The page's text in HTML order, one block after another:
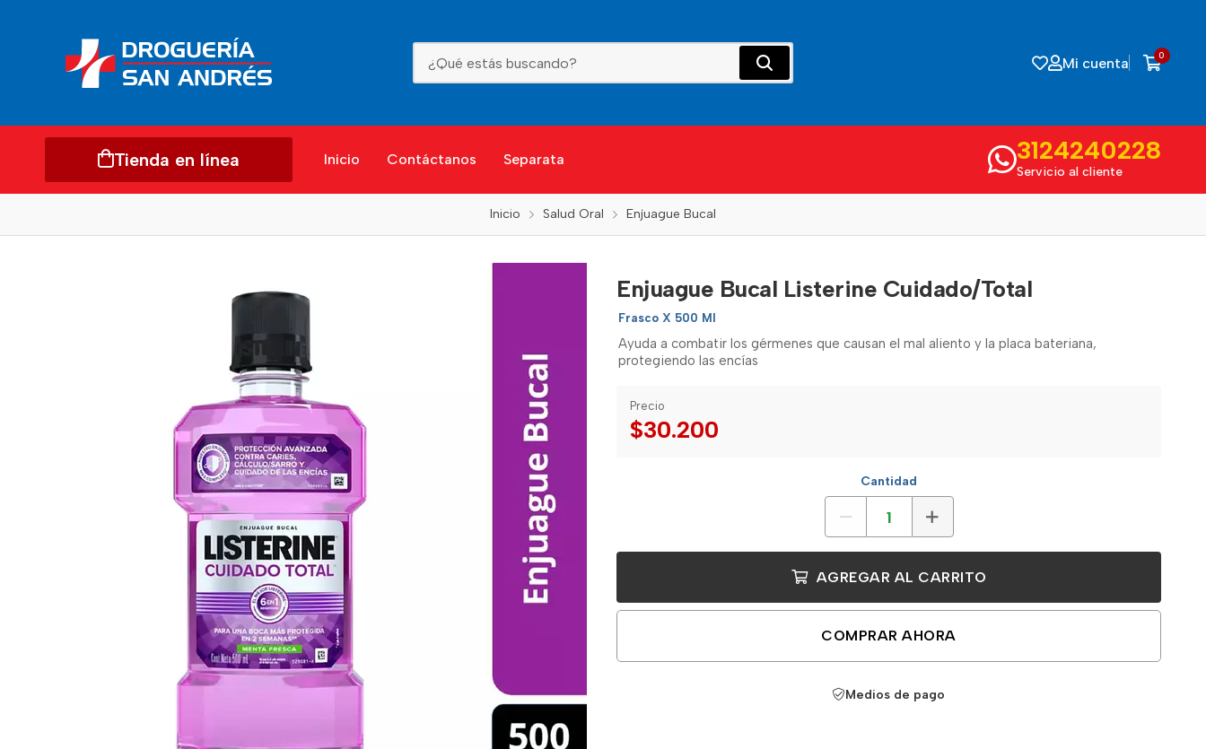
Mi cuenta 0
Tienda en línea Inicio Contáctanos Separata 3124240228
Servicio al cliente
Inicio Salud Oral Enjuague Bucal
Enjuague Bucal Listerine Cuidado/Total
Frasco X 500 Ml
Ayuda a combatir los gérmenes que causan el mal aliento y la placa bateriana,
protegiendo las encías
Precio
$30.200
Cantidad
AGREGAR AL CARRITO
COMPRAR AHORA
Medios de pago